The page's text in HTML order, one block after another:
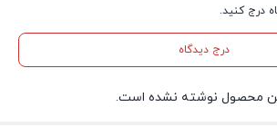
درج کنید.
درج دیدگاه
محصول نوشته نشده است.